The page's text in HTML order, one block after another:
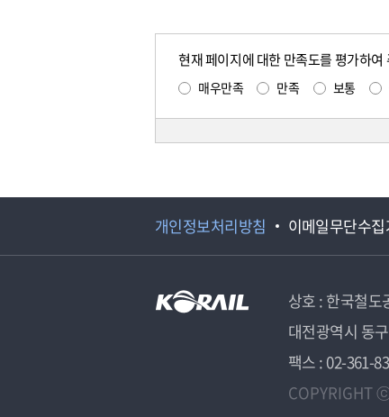
현재 페이지에 대한 만족도를 평가하여
매우만족 만족 보통
개인정보처리방침 이메일무단수
상호 : 한국철도
대전광역시 동
팩스 : 02-361-
COPYRIGHT